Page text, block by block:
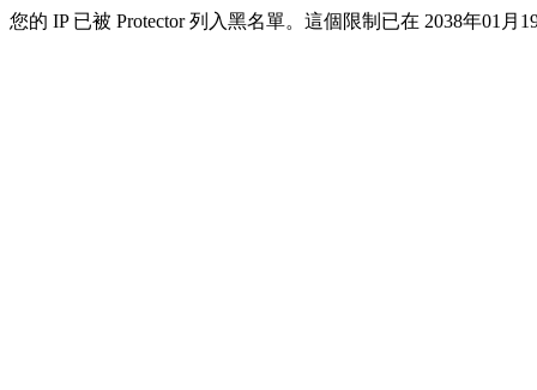
您的 IP 已被 Protector 列入黑名單。這個限制已在 2038年01月